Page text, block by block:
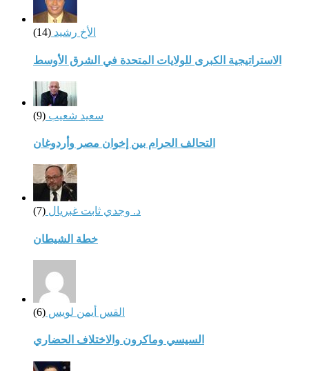
الأخ رشيد (14)
الاستراتيجية الكبرى للولايات المتحدة في الشرق الأوسط
سعيد شعيب (9)
التحالف الحرام بين إخوان مصر وأردوغان
د. وجدي ثابت غبريال (7)
خطة الشيطان
القس أيمن لويس (6)
السيسي وماكرون والاختلاف الحضاري